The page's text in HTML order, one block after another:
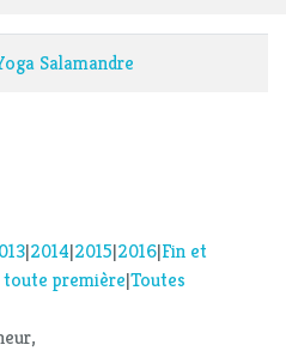
Salamandre
|2014|2015|2016|Fin et
toute première|Toutes